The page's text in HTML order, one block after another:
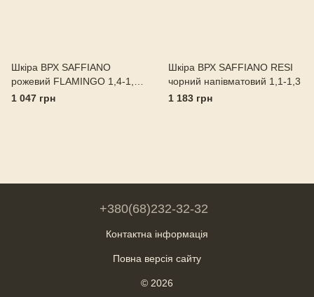
Шкіра ВРХ SAFFIANO
рожевий FLAMINGO 1,4-1,6
Італія
1 047 грн
Шкіра ВРХ SAFFIANO RESI
чорний напівматовий 1,1-1,3
1 183 грн
+380(68)232-32-32
Контактна інформація
Повна версія сайту
© 2026